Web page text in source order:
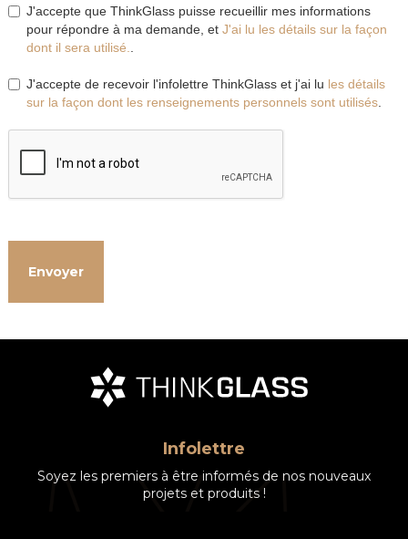
J'accepte que ThinkGlass puisse recueillir mes informations
pour répondre à ma demande, et J'ai lu les détails sur la façon
dont il sera utilisé.
J'accepte de recevoir l'infolettre ThinkGlass et j'ai lu les détails
sur la façon dont les renseignements personnels sont utilisés.
Infolettre
Soyez les premiers à être informés de nos nouveaux
projets et produits !